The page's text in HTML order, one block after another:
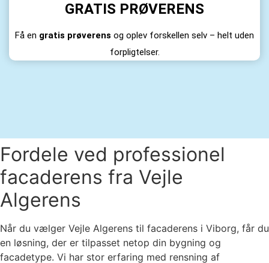
GRATIS PRØVERENS
Få en gratis prøverens og oplev forskellen selv – helt uden
forpligtelser.
Fordele ved professionel
facaderens fra Vejle
Algerens
Når du vælger Vejle Algerens til facaderens i Viborg, får du
en løsning, der er tilpasset netop din bygning og
facadetype. Vi har stor erfaring med rensning af